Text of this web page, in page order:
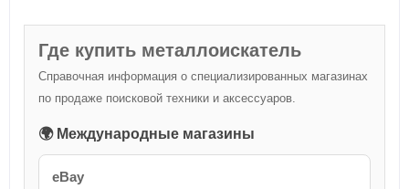
Где купить металлоискатель
Справочная информация о специализированных магазинах
по продаже поисковой техники и аксессуаров.
🌍 Международные магазины
eBay